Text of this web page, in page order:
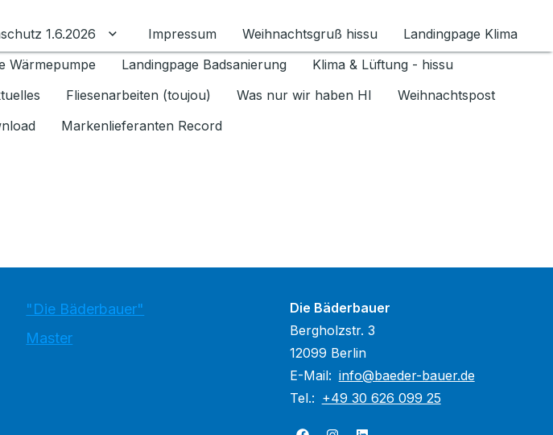
Ratgeber umschalten
1.6.2026 Untermenü für Datenschutz 1.6.2026 umschalten
Impressum Weihnachtsgruß hissu
Landingpage Klima
Wärmepumpe Landingpage Badsanierung
Klima & Lüftung - hissu
Fliesenarbeiten (toujou) Was nur wir haben HI
Weihnachtspost
Markenlieferanten Record
"Die Bäderbauer"
Master
Die Bäderbauer
Bergholzstr. 3
12099 Berlin
E-Mail: info@baeder-bauer.de
Tel.: +49 30 626 099 25